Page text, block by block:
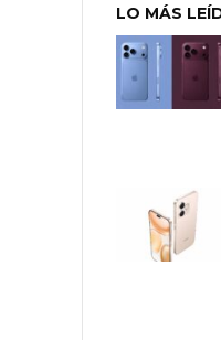
LO MÁS